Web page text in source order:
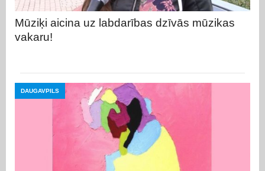
Mūziķi aicina uz labdarības dzīvās mūzikas
vakaru!
DAUGAVPILS